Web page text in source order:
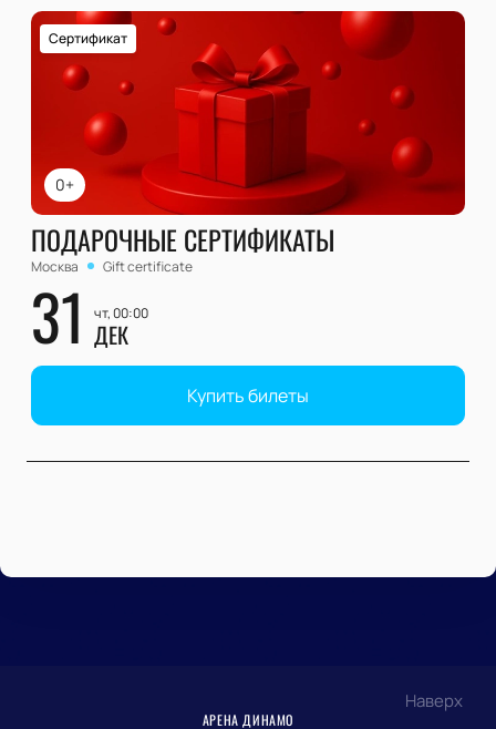
0+
Сертификат
ПОДАРОЧНЫЕ СЕРТИФИКАТЫ
Москва Gift certificate
31 чт, 00:00
ДЕК
Купить билеты
Наверх
АРЕНА ДИНАМО